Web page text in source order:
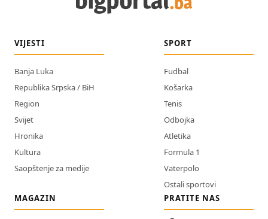
VIJESTI
Banja Luka
Republika Srpska / BiH
Region
Svijet
Hronika
Kultura
Saopštenje za medije
SPORT
Fudbal
Košarka
Tenis
Odbojka
Atletika
Formula 1
Vaterpolo
Ostali sportovi
MAGAZIN
PRATITE NAS